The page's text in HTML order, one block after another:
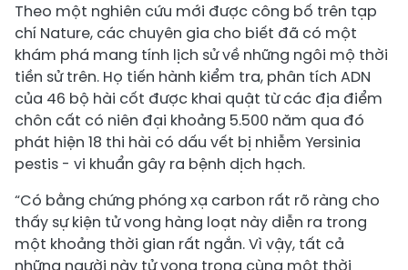
Theo một nghiên cứu mới được công bố trên tạp
chí Nature, các chuyên gia cho biết đã có một
khám phá mang tính lịch sử về những ngôi mộ thời
tiền sử trên. Họ tiến hành kiểm tra, phân tích ADN
của 46 bộ hài cốt được khai quật từ các địa điểm
chôn cất có niên đại khoảng 5.500 năm qua đó
phát hiện 18 thi hài có dấu vết bị nhiễm Yersinia
pestis - vi khuẩn gây ra bệnh dịch hạch.
“Có bằng chứng phóng xạ carbon rất rõ ràng cho
thấy sự kiện tử vong hàng loạt này diễn ra trong
một khoảng thời gian rất ngắn. Vì vậy, tất cả